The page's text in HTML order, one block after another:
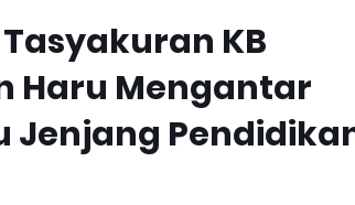
KB
Haru Mengantar
Jenjang